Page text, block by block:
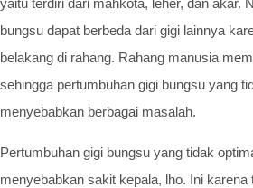
yaitu terdiri dari mahkota, leher, dan akar.
bungsu dapat berbeda dari gigi lainnya
belakang di rahang. Rahang manusia
sehingga pertumbuhan gigi bungsu yang
menyebabkan berbagai masalah.
Pertumbuhan gigi bungsu yang tidak
menyebabkan sakit kepala, lho. Ini karena